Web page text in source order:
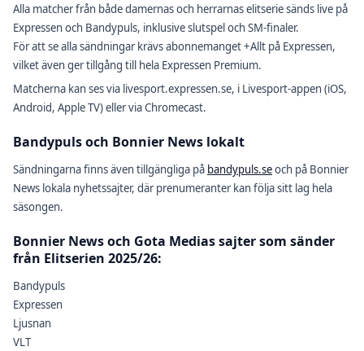
Alla matcher från både damernas och herrarnas elitserie sänds live på
Expressen och Bandypuls, inklusive slutspel och SM-finaler.
För att se alla sändningar krävs abonnemanget +Allt på Expressen,
vilket även ger tillgång till hela Expressen Premium.
Matcherna kan ses via livesport.expressen.se, i Livesport-appen (iOS,
Android, Apple TV) eller via Chromecast.
Bandypuls och Bonnier News lokalt
Sändningarna finns även tillgängliga på bandypuls.seoch på Bonnier
News lokala nyhetssajter, där prenumeranter kan följa sitt lag hela
säsongen.
Bonnier News och Gota Medias sajter som sänder
från Elitserien 2025/26:
Bandypuls
Expressen
Ljusnan
VLT